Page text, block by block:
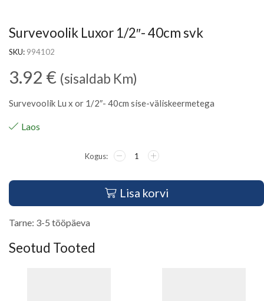
Survevoolik Luxor 1/2″- 40cm svk
SKU: 994102
3.92 € (sisaldab Km)
Survevoolik Lu x or 1/2″- 40cm sise-väliskeermetega
Laos
Lisa korvi
Tarne: 3-5 tööpäeva
Seotud Tooted